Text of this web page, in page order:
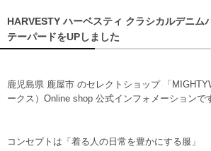
HARVESTY ハーベスティ クラシカルデニム
テーパードをUPしました
鹿児島県 鹿屋市 のセレクトショップ 「
ークス）Online shop 公式インフォメーションで
コンセプトは「着る人の日常を豊かにする服」